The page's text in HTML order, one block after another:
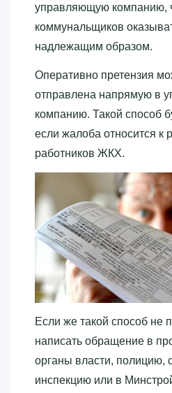
управляющую компанию,
коммунальщиков
надлежащим образом.
Оперативно претензия
отправлена напрямую в
компанию. Такой способ
если жалоба относится к
работников ЖКХ.
Если же такой способ не
написать обращение в
органы власти, полицию,
инспекцию или в